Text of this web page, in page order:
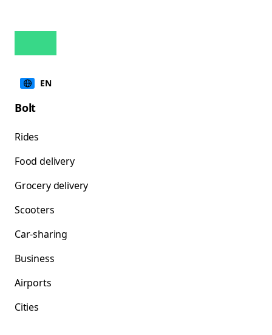
EN
Bolt
Rides
Food delivery
Grocery delivery
Scooters
Car-sharing
Business
Airports
Cities